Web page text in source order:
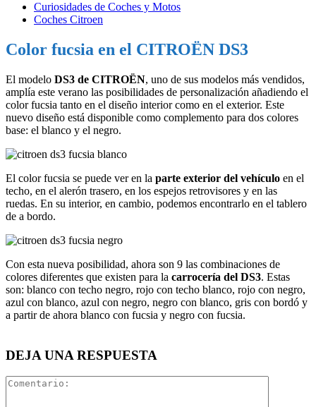
Curiosidades de Coches y Motos
Coches Citroen
Color fucsia en el CITROËN DS3
El modelo DS3 de CITROËN, uno de sus modelos más vendidos,
amplía este verano las posibilidades de personalización añadiendo el
color fucsia tanto en el diseño interior como en el exterior. Este
nuevo diseño está disponible como complemento para dos colores
base: el blanco y el negro.
El color fucsia se puede ver en la parte exterior del vehículo en el
techo, en el alerón trasero, en los espejos retrovisores y en las
ruedas. En su interior, en cambio, podemos encontrarlo en el tablero
de a bordo.
Con esta nueva posibilidad, ahora son 9 las combinaciones de
colores diferentes que existen para la carrocería del DS3. Estas
son: blanco con techo negro, rojo con techo blanco, rojo con negro,
azul con blanco, azul con negro, negro con blanco, gris con bordó y
a partir de ahora blanco con fucsia y negro con fucsia.
DEJA UNA RESPUESTA